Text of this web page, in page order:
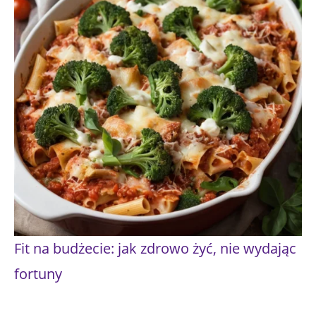
Fit na budżecie: jak zdrowo żyć, nie wydając
fortuny